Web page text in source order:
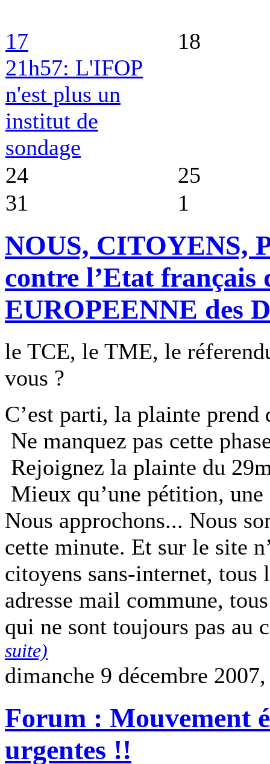
17
21h57: L'IFOP
n'est plus un
institut de
sondage
18
24
25
31
1
NOUS, CITOYENS,
contre l’Etat français
EUROPEENNE des
le TCE, le TME, le
vous ?
C’est parti, la plainte
Ne manquez pas cette
Rejoignez la plainte du
Mieux qu’une pétition,
Nous approchons... Nous
cette minute. Et sur le site
citoyens sans-internet, tous
adresse mail commune,
qui ne sont toujours pas
suite)
dimanche 9 décembre
Forum : Mouvement
urgentes !!